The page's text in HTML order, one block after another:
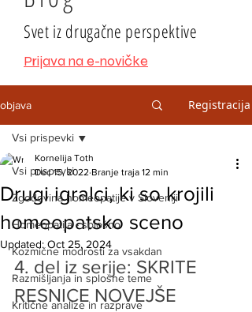
Svet iz drugačne perspektive
Prijava na e-novičke
objava Registracija
Vsi prispevki
Zgodovina homeopatije v Sloveniji
Homeopatija - splošno
Kozmične modrosti za vsakdan
Razmišljanja in splošne teme
Kritične analize in razprave
Vsi prispevki
Drugi igralci, ki so krojili
homeopatsko sceno
Kornelija Toth
Dec 15, 2022 Branje traja 12 min
Updated: Oct 25, 2024
4. del iz serije: SKRITE
RESNICE NOVEJŠE